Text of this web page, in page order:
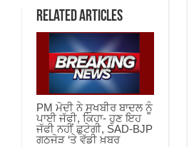
Related Articles
PM ਮੋਦੀ ਨੇ ਸੁਖਬੀਰ ਬਾਦਲ ਨੂੰ
ਪਾਈ ਜੱਫੀ, ਕਿਹਾ- ਹੁਣ ਇਹ
ਜੱਫੀ ਨਹੀਂ ਛੁਟੇਗੀ, SAD-BJP
ਗਠਜੋੜ ‘ਤੇ ਵੱਡੀ ਖ਼ਬਰ